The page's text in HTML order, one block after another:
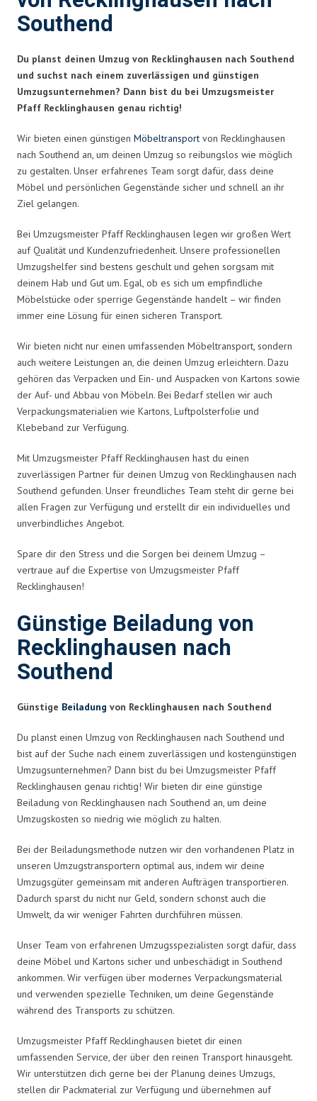
Southend
Du planst deinen Umzug von Recklinghausen nach Southend
und suchst nach einem zuverlässigen und günstigen
Umzugsunternehmen? Dann bist du bei Umzugsmeister
Pfaff Recklinghausen genau richtig!
Wir bieten einen günstigen Möbeltransport von Recklinghausen
nach Southend an, um deinen Umzug so reibungslos wie möglich
zu gestalten. Unser erfahrenes Team sorgt dafür, dass deine
Möbel und persönlichen Gegenstände sicher und schnell an ihr
Ziel gelangen.
Bei Umzugsmeister Pfaff Recklinghausen legen wir großen Wert
auf Qualität und Kundenzufriedenheit. Unsere professionellen
Umzugshelfer sind bestens geschult und gehen sorgsam mit
deinem Hab und Gut um. Egal, ob es sich um empfindliche
Möbelstücke oder sperrige Gegenstände handelt – wir finden
immer eine Lösung für einen sicheren Transport.
Wir bieten nicht nur einen umfassenden Möbeltransport, sondern
auch weitere Leistungen an, die deinen Umzug erleichtern. Dazu
gehören das Verpacken und Ein- und Auspacken von Kartons sowie
der Auf- und Abbau von Möbeln. Bei Bedarf stellen wir auch
Verpackungsmaterialien wie Kartons, Luftpolsterfolie und
Klebeband zur Verfügung.
Mit Umzugsmeister Pfaff Recklinghausen hast du einen
zuverlässigen Partner für deinen Umzug von Recklinghausen nach
Southend gefunden. Unser freundliches Team steht dir gerne bei
allen Fragen zur Verfügung und erstellt dir ein individuelles und
unverbindliches Angebot.
Spare dir den Stress und die Sorgen bei deinem Umzug –
vertraue auf die Expertise von Umzugsmeister Pfaff
Recklinghausen!
Günstige Beiladung von
Recklinghausen nach
Southend
Günstige Beiladung von Recklinghausen nach Southend
Du planst einen Umzug von Recklinghausen nach Southend und
bist auf der Suche nach einem zuverlässigen und kostengünstigen
Umzugsunternehmen? Dann bist du bei Umzugsmeister Pfaff
Recklinghausen genau richtig! Wir bieten dir eine günstige
Beiladung von Recklinghausen nach Southend an, um deine
Umzugskosten so niedrig wie möglich zu halten.
Bei der Beiladungsmethode nutzen wir den vorhandenen Platz in
unseren Umzugstransportern optimal aus, indem wir deine
Umzugsgüter gemeinsam mit anderen Aufträgen transportieren.
Dadurch sparst du nicht nur Geld, sondern schonst auch die
Umwelt, da wir weniger Fahrten durchführen müssen.
Unser Team von erfahrenen Umzugsspezialisten sorgt dafür, dass
deine Möbel und Kartons sicher und unbeschädigt in Southend
ankommen. Wir verfügen über modernes Verpackungsmaterial
und verwenden spezielle Techniken, um deine Gegenstände
während des Transports zu schützen.
Umzugsmeister Pfaff Recklinghausen bietet dir einen
umfassenden Service, der über den reinen Transport hinausgeht.
Wir unterstützen dich gerne bei der Planung deines Umzugs,
stellen dir Packmaterial zur Verfügung und übernehmen auf